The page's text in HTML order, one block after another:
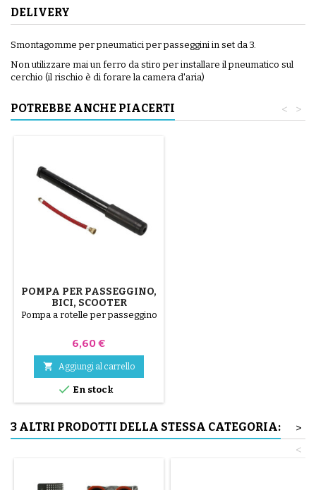
DELIVERY
Smontagomme per pneumatici per passeggini in set da 3.
Non utilizzare mai un ferro da stiro per installare il pneumatico sul
cerchio (il rischio è di forare la camera d'aria)
POTREBBE ANCHE PIACERTI >
<
POMPA PER PASSEGGINO,
BICI, SCOOTER
Pompa a rotelle per passeggino
Prezzo
6,60 €
 Aggiungi al carrello
 En stock
3 ALTRI PRODOTTI DELLA STESSA CATEGORIA:
>
<